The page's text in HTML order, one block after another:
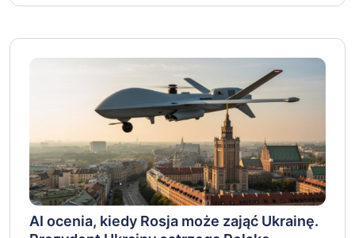
AI ocenia, kiedy Rosja może zająć Ukrainę.